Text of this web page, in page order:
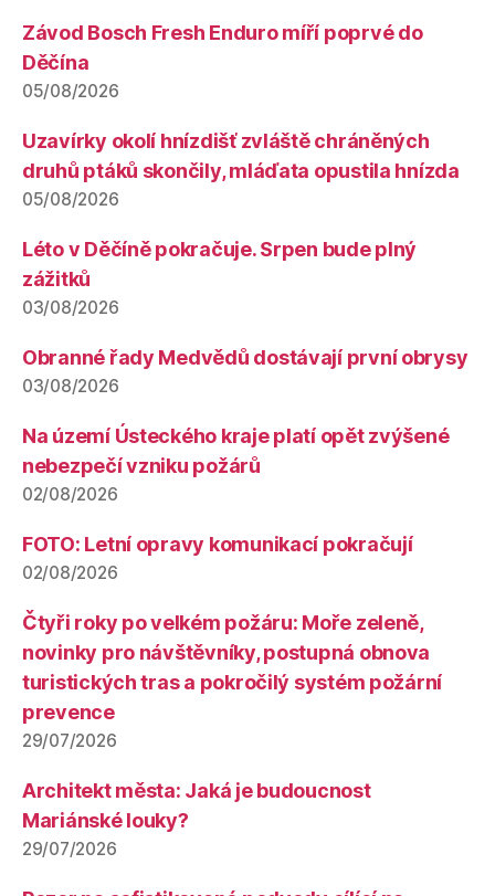
Závod Bosch Fresh Enduro míří poprvé do
Děčína
05/08/2026
Uzavírky okolí hnízdišť zvláště chráněných
druhů ptáků skončily, mláďata opustila hnízda
05/08/2026
Léto v Děčíně pokračuje. Srpen bude plný
zážitků
03/08/2026
Obranné řady Medvědů dostávají první obrysy
03/08/2026
Na území Ústeckého kraje platí opět zvýšené
nebezpečí vzniku požárů
02/08/2026
FOTO: Letní opravy komunikací pokračují
02/08/2026
Čtyři roky po velkém požáru: Moře zeleně,
novinky pro návštěvníky, postupná obnova
turistických tras a pokročilý systém požární
prevence
29/07/2026
Architekt města: Jaká je budoucnost
Mariánské louky?
29/07/2026